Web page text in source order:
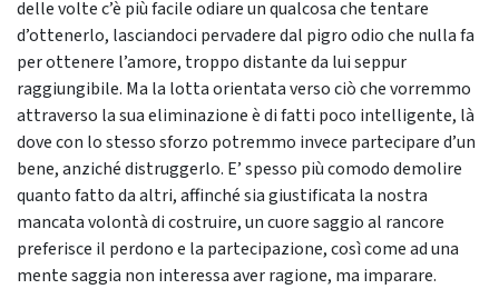
delle volte c’è più facile odiare un qualcosa che tentare
d’ottenerlo, lasciandoci pervadere dal pigro odio che nulla fa
per ottenere l’amore, troppo distante da lui seppur
raggiungibile. Ma la lotta orientata verso ciò che vorremmo
attraverso la sua eliminazione è di fatti poco intelligente, là
dove con lo stesso sforzo potremmo invece partecipare d’un
bene, anziché distruggerlo. E’ spesso più comodo demolire
quanto fatto da altri, affinché sia giustificata la nostra
mancata volontà di costruire, un cuore saggio al rancore
preferisce il perdono e la partecipazione, così come ad una
mente saggia non interessa aver ragione, ma imparare.